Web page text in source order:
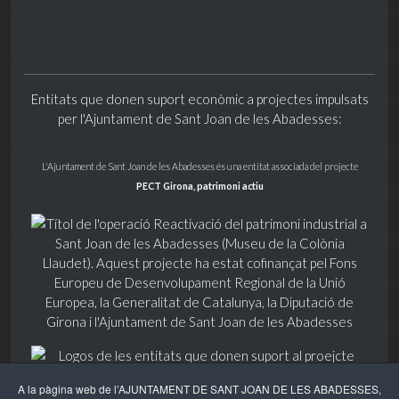
A la pàgina web de l’AJUNTAMENT DE SANT JOAN DE LES ABADESSES,
Entitats que donen suport econòmic a projectes impulsats
per l'Ajuntament de Sant Joan de les Abadesses:
L'Ajuntament de Sant Joan de les Abadesses és una entitat associada del projecte
PECT Girona, patrimoni actiu